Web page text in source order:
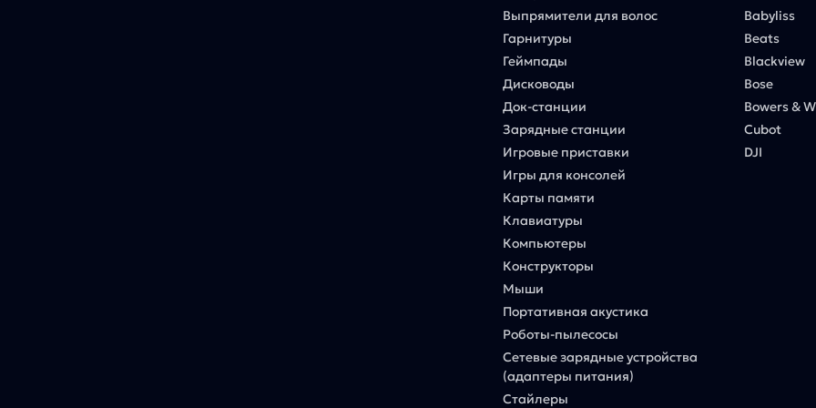
Выпрямители для волос
Гарнитуры
Геймпады
Дисководы
Док-станции
Зарядные станции
Игровые приставки
Игры для консолей
Карты памяти
Клавиатуры
Компьютеры
Конструкторы
Мыши
Портативная акустика
Роботы-пылесосы
Сетевые зарядные устройства
(адаптеры питания)
Стайлеры
Babyliss
Beats
Blackview
Bose
Bowers &
Cubot
DJI